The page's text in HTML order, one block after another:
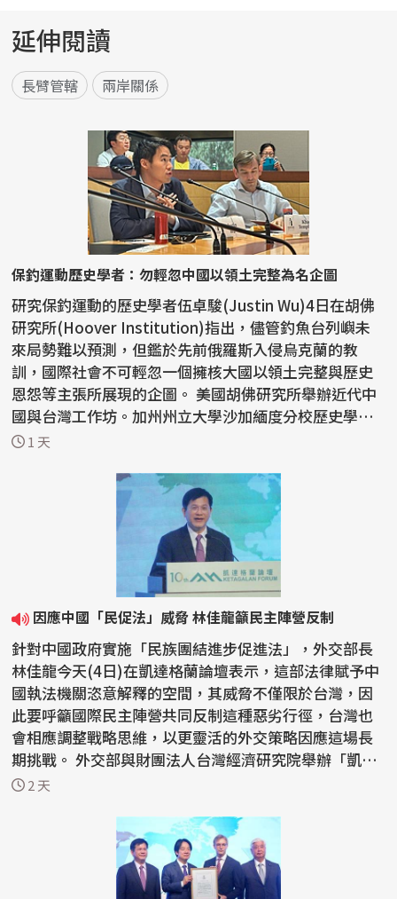
延伸閱讀
長臂管轄 兩岸關係
保釣運動歷史學者：勿輕忽中國以領土完整為名企圖
研究保釣運動的歷史學者伍卓駿(Justin Wu)4日在胡佛
研究所(Hoover Institution)指出，儘管釣魚台列嶼未
來局勢難以預測，但鑑於先前俄羅斯入侵烏克蘭的教
訓，國際社會不可輕忽一個擁核大國以領土完整與歷史
恩怨等主張所展現的企圖。 美國胡佛研究所舉辦近代中
國與台灣工作坊。加州州立大學沙加緬度分校歷史學者
伍卓駿講...
1 天
因應中國「民促法」威脅 林佳龍籲民主陣營反制
針對中國政府實施「民族團結進步促進法」，外交部長
林佳龍今天(4日)在凱達格蘭論壇表示，這部法律賦予中
國執法機關恣意解釋的空間，其威脅不僅限於台灣，因
此要呼籲國際民主陣營共同反制這種惡劣行徑，台灣也
會相應調整戰略思維，以更靈活的外交策略因應這場長
期挑戰。 外交部與財團法人台灣經濟研究院舉辦「凱達
格蘭...
2 天